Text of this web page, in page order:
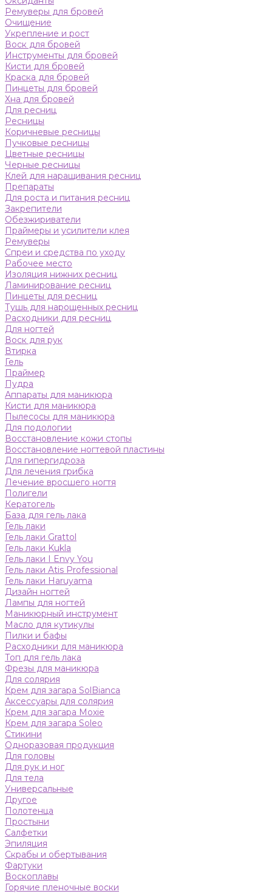
Ремуверы для бровей
Очищение
Укрепление и рост
Воск для бровей
Инструменты для бровей
Кисти для бровей
Краска для бровей
Пинцеты для бровей
Хна для бровей
Для ресниц
Ресницы
Коричневые ресницы
Пучковые ресницы
Цветные ресницы
Черные ресницы
Клей для наращивания ресниц
Препараты
Для роста и питания ресниц
Закрепители
Обезжириватели
Праймеры и усилители клея
Ремуверы
Спреи и средства по уходу
Рабочее место
Изоляция нижних ресниц
Ламинирование ресниц
Пинцеты для ресниц
Тушь для нарощенных ресниц
Расходники для ресниц
Для ногтей
Воск для рук
Втирка
Гель
Праймер
Пудра
Аппараты для маникюра
Кисти для маникюра
Пылесосы для маникюра
Для подологии
Восстановление кожи стопы
Восстановление ногтевой пластины
Для гипергидроза
Для лечения грибка
Лечение вросшего ногтя
Полигели
Кератогель
База для гель лака
Гель лаки
Гель лаки Grattol
Гель лаки Kukla
Гель лаки I Envy You
Гель лаки Atis Professional
Гель лаки Haruyama
Дизайн ногтей
Лампы для ногтей
Маникюрный инструмент
Масло для кутикулы
Пилки и бафы
Расходники для маникюра
Топ для гель лака
Фрезы для маникюра
Для солярия
Крем для загара SolBianca
Аксессуары для солярия
Крем для загара Moxie
Крем для загара Soleo
Стикини
Одноразовая продукция
Для головы
Для рук и ног
Для тела
Универсальные
Другое
Полотенца
Простыни
Салфетки
Эпиляция
Скрабы и обертывания
Фартуки
Воскоплавы
Горячие пленочные воски